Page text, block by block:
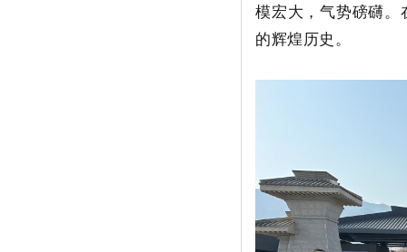
模宏大，气势磅礴
的辉煌历史。